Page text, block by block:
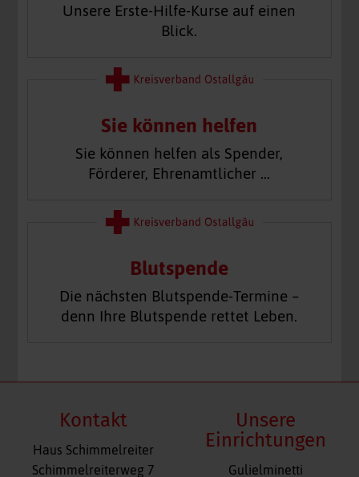
Unsere Erste-Hilfe-Kurse auf einen
Blick.
Sie können helfen
Sie können helfen als Spender,
Förderer, Ehrenamtlicher …
Blutspende
Die nächsten Blutspende-Termine –
denn Ihre Blutspende rettet Leben.
Kontakt
Haus Schimmelreiter
Schimmelreiterweg 7
Unsere
Einrichtungen
Navigation
Gulielminetti